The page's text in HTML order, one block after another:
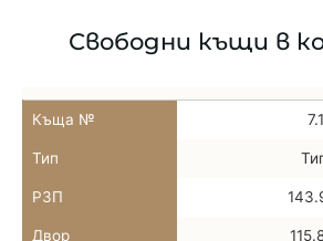
Свободни къщи в
Къща №
Тип
РЗП
Двор